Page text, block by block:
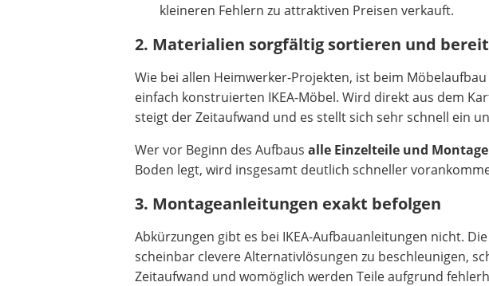
kleineren Fehlern zu attraktiven Preisen verkauft.
2. Materialien sorgfältig sortieren und
Wie bei allen Heimwerker-Projekten, ist beim
einfach konstruierten IKEA-Möbel. Wird direkt aus dem
steigt der Zeitaufwand und es stellt sich sehr schnell ein
Wer vor Beginn des Aufbausalle Einzelteile und
Boden legt, wird insgesamt deutlich schneller
3. Montageanleitungen exakt befolgen
Abkürzungen gibt es bei IKEA-Aufbauanleitungen nicht.
scheinbar clevere Alternativlösungen zu beschleunigen,
Zeitaufwand und womöglich werden Teile aufgrund